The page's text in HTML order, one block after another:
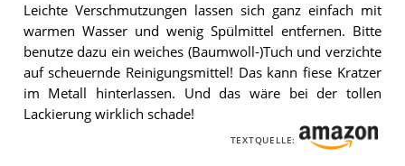
Leichte Verschmutzungen lassen sich ganz einfach mit
warmen Wasser und wenig Spülmittel entfernen. Bitte
benutze dazu ein weiches (Baumwoll-)Tuch und verzichte
auf scheuernde Reinigungsmittel! Das kann fiese Kratzer
im Metall hinterlassen. Und das wäre bei der tollen
Lackierung wirklich schade!
TEXTQUELLE: